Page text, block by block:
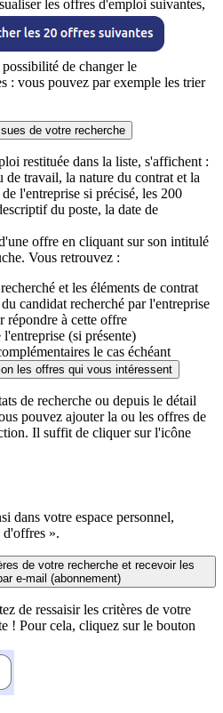
les offres d'emploi suivantes,
de changer le
: vous pouvez par exemple les trier
de votre recherche
restituée dans la liste, s'affichent :
travail, la nature du contrat et la
l'entreprise si précisé, les 200
du poste, la date de
offre en cliquant sur son intitulé
Vous retrouvez :
et les éléments de contrat
candidat recherché par l'entreprise
répondre à cette offre
(si présente)
le cas échéant
les offres qui vous intéressent
de recherche ou depuis le détail
pouvez ajouter la ou les offres de
Il suffit de cliquer sur l'icône
dans votre espace personnel,
».
de votre recherche et recevoir les
e-mail (abonnement)
de ressaisir les critères de votre
! Pour cela, cliquez sur le bouton